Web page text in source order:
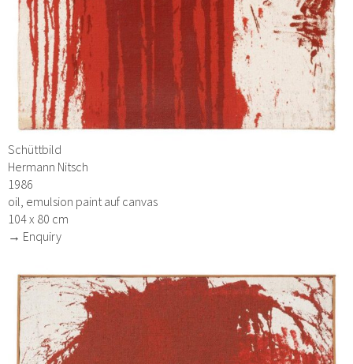
Schüttbild
Hermann Nitsch
1986
oil, emulsion paint auf canvas
104 x 80 cm
→ Enquiry